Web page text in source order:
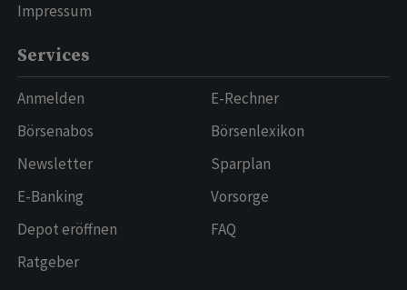
Impressum
Services
Anmelden
Börsenabos
Newsletter
E-Banking
Depot eröffnen
Ratgeber
E-Rechner
Börsenlexikon
Sparplan
Vorsorge
FAQ